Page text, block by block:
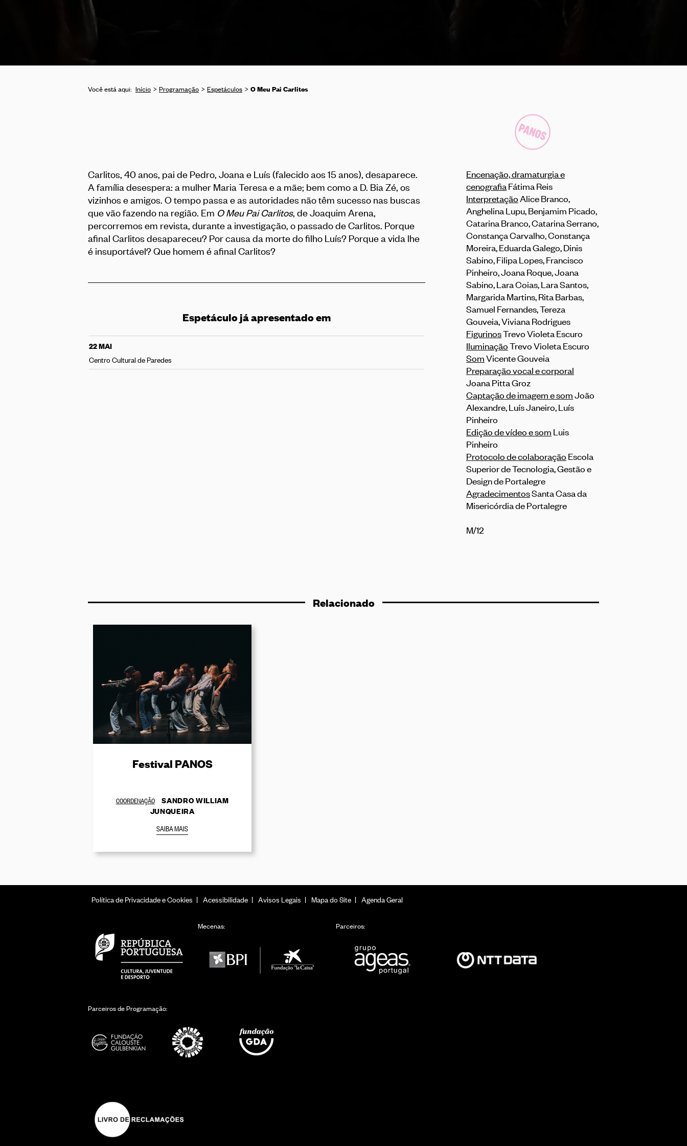
Você está aqui: Início Programação Espetáculos O Meu Pai Carlitos
Carlitos, 40 anos, pai de Pedro, Joana e Luís (falecido aos 15 anos), desaparece.
A família desespera: a mulher Maria Teresa e a mãe; bem como a D. Bia Zé, os
vizinhos e amigos. O tempo passa e as autoridades não têm sucesso nas buscas
que vão fazendo na região. Em O Meu Pai Carlitos, de Joaquim Arena,
percorremos em revista, durante a investigação, o passado de Carlitos. Porque
afinal Carlitos desapareceu? Por causa da morte do filho Luís? Porque a vida lhe
é insuportável? Que homem é afinal Carlitos?
Espetáculo já apresentado em
22 MAI
Centro Cultural de Paredes
Encenação, dramaturgia e
cenografia Fátima Reis
InterpretaçãoAlice Branco,
Anghelina Lupu, Benjamim Picado,
Catarina Branco, Catarina Serrano,
Constança Carvalho, Constança
Moreira, Eduarda Galego, Dinis
Sabino, Filipa Lopes, Francisco
Pinheiro, Joana Roque, Joana
Sabino, Lara Coias, Lara Santos,
Margarida Martins, Rita Barbas,
Samuel Fernandes, Tereza
Gouveia, Viviana Rodrigues
FigurinosTrevo Violeta Escuro
IluminaçãoTrevo Violeta Escuro
SomVicente Gouveia
Preparação vocal e corporal
Joana Pitta Groz
Captação de imagem e somJoão
Alexandre, Luís Janeiro, Luís
Pinheiro
Edição de vídeo e som Luis
Pinheiro
Protocolo de colaboração Escola
Superior de Tecnologia, Gestão e
Design de Portalegre
AgradecimentosSanta Casa da
Misericórdia de Portalegre
M/12
Relacionado
Festival PANOS
COORDENAÇÃO
SANDRO WILLIAM
JUNQUEIRA
SAIBA MAIS
Política de Privacidade e Cookies Acessibilidade Avisos Legais Mapa do Site Agenda Geral
Mecenas: Parceiros:
Parceiros de Programação: